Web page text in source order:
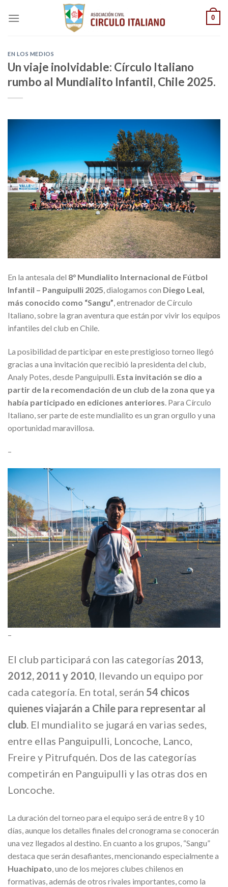
0
EN LOS MEDIOS
Un viaje inolvidable: Círculo Italiano
rumbo al Mundialito Infantil, Chile 2025.
En la antesala del 8° Mundialito Internacional de Fútbol
Infantil – Panguipulli 2025, dialogamos con Diego Leal,
más conocido como “Sangu”, entrenador de Círculo
Italiano, sobre la gran aventura que están por vivir los equipos
infantiles del club en Chile.
La posibilidad de participar en este prestigioso torneo llegó
gracias a una invitación que recibió la presidenta del club,
Analy Potes, desde Panguipulli. Esta invitación se dio a
partir de la recomendación de un club de la zona que ya
había participado en ediciones anteriores. Para Círculo
Italiano, ser parte de este mundialito es un gran orgullo y una
oportunidad maravillosa.
–
–
El club participará con las categorías 2013,
2012, 2011 y 2010, llevando un equipo por
cada categoría. En total, serán 54 chicos
quienes viajarán a Chile para representar al
club. El mundialito se jugará en varias sedes,
entre ellas Panguipulli, Loncoche, Lanco,
Freire y Pitrufquén. Dos de las categorías
competirán en Panguipulli y las otras dos en
Loncoche.
La duración del torneo para el equipo será de entre 8 y 10
días, aunque los detalles finales del cronograma se conocerán
una vez llegados al destino. En cuanto a los grupos, “Sangu”
destaca que serán desafiantes, mencionando especialmente a
Huachipato, uno de los mejores clubes chilenos en
formativas, además de otros rivales importantes, como la